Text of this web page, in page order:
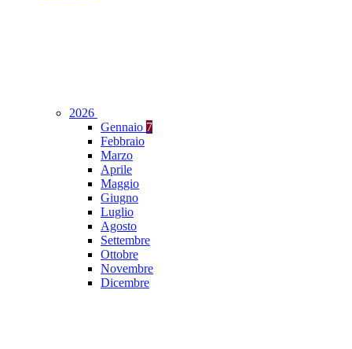
2026
Gennaio 7
Febbraio
Marzo
Aprile
Maggio
Giugno
Luglio
Agosto
Settembre
Ottobre
Novembre
Dicembre